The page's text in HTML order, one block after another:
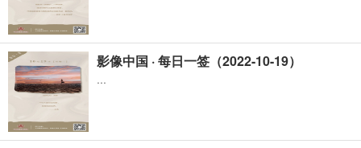
影像中国 · 每日一签（2022-10-19）
...